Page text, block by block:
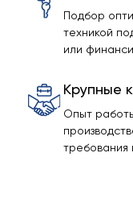
Подбор
техникой
или
Крупные
Опыт
требования